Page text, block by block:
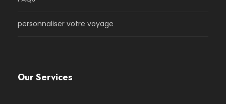
personnaliser votre voyage
Our Services